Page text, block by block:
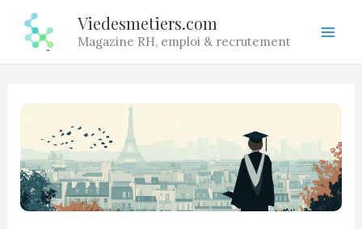
contenu
Viedesmetiers.com
Magazine RH, emploi & recrutement